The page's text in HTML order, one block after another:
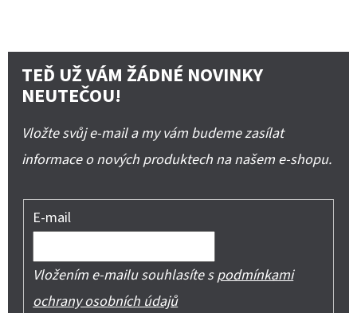
TEĎ UŽ VÁM ŽÁDNÉ NOVINKY
NEUTEČOU!
Vložte svůj e-mail a my vám budeme zasílat
informace o nových produktech na našem e-shopu.
E-mail
Vložením e-mailu souhlasíte spodmínkami
ochrany osobních údajů